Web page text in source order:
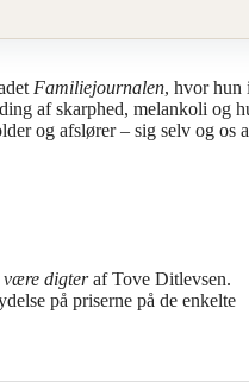
Familiejournalen, hvor hun
af skarphed, melankoli og
og afslører – sig selv og os
være digteraf Tove Ditlevsen.
på priserne på de enkelte